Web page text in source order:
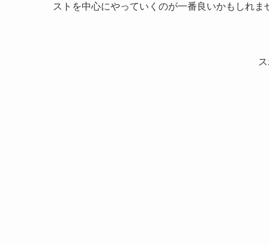
ストを中心にやっていくのが一番良いかもしれま